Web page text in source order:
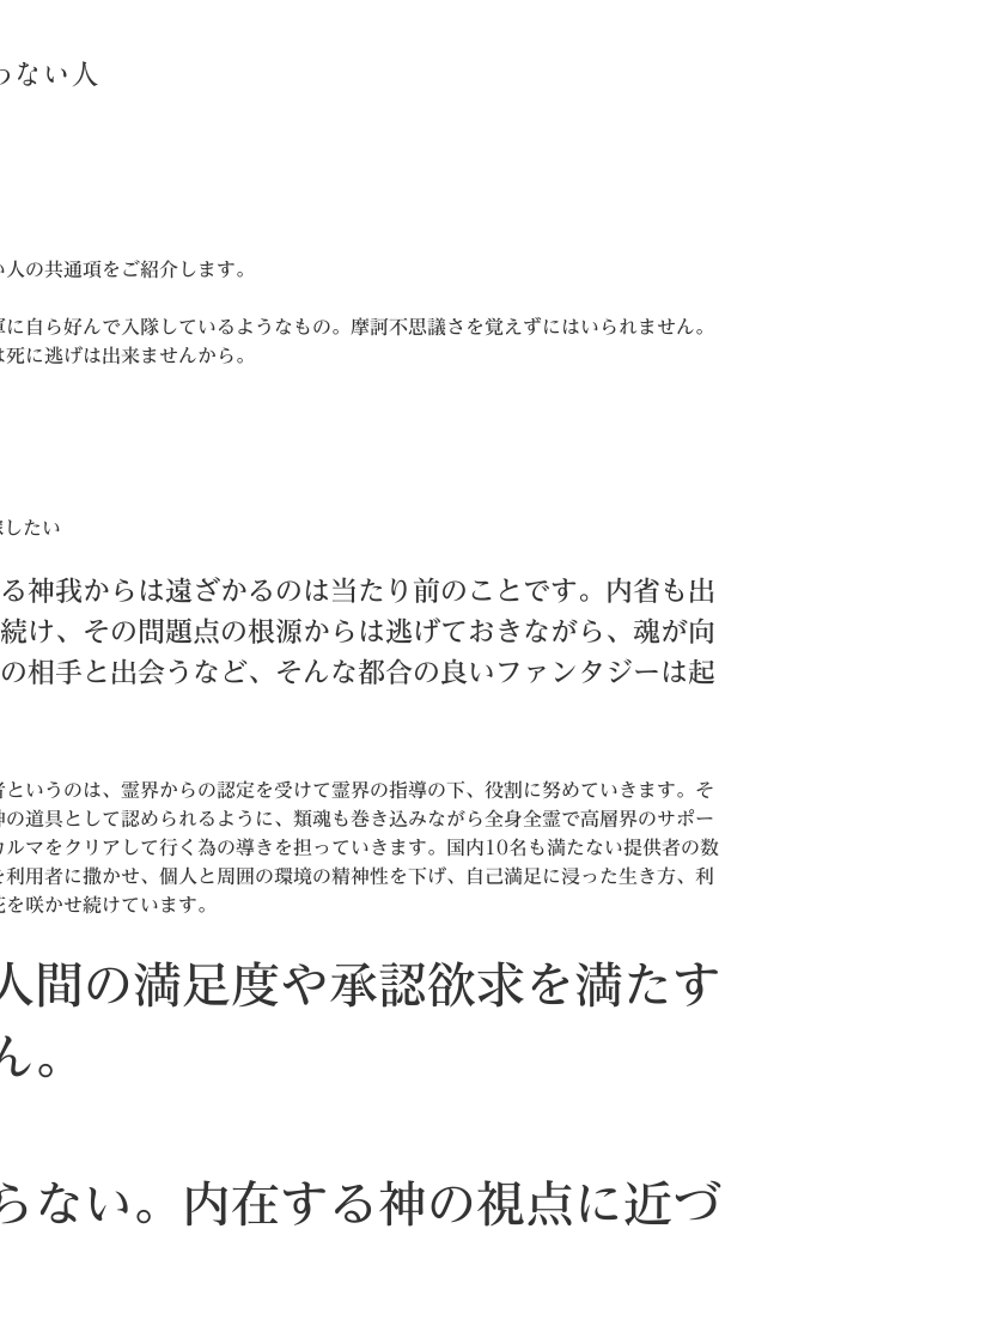
ない人
の共通項をご紹介します。
自ら好んで入隊しているようなもの。摩訶不思議さを覚えずにはいられません。
に逃げは出来ませんから。
たい
神我からは遠ざかるのは当たり前のことです。内省も出
け、その問題点の根源からは逃げておきながら、魂が向
相手と出会うなど、そんな都合の良いファンタジーは起
いうのは、霊界からの認定を受けて霊界の指導の下、役割に努めていきます。そ
道具として認められるように、類魂も巻き込みながら全身全霊で高層界のサポー
マをクリアして行く為の導きを担っていきます。国内10名も満たない提供者の数
用者に撒かせ、個人と周囲の環境の精神性を下げ、自己満足に浸った生き方、利
咲かせ続けています。
間の満足度や承認欲求を満たす
。
ない。内在する神の視点に近づ